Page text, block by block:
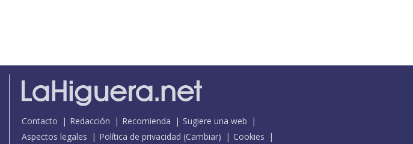
Contacto Redacción Recomienda
Sugiere una web
Aspectos legales
Política de privacidad (Cambiar) Cookies